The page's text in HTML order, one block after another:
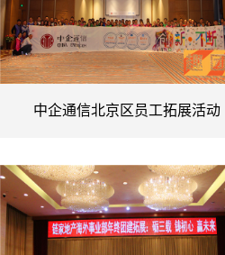
中企通信北京区员工拓展活动